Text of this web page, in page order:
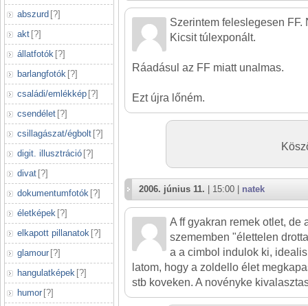
abszurd [?]
akt [?]
állatfotók [?]
barlangfotók [?]
családi/emlékkép [?]
csendélet [?]
csillagászat/égbolt [?]
digit. illusztráció [?]
divat [?]
dokumentumfotók [?]
életképek [?]
elkapott pillanatok [?]
glamour [?]
hangulatképek [?]
humor [?]
Szerintem feleslegesen FF.
Kicsit túlexponált.
Ráadásul az FF miatt unalmas.
Ezt újra lőném.
2006. június 11. | 15:00 | natek
A ff gyakran remek otlet, de
szememben "élettelen
a a cimbol indulok ki,
latom, hogy a zoldello élet
stb koveken. A novényke